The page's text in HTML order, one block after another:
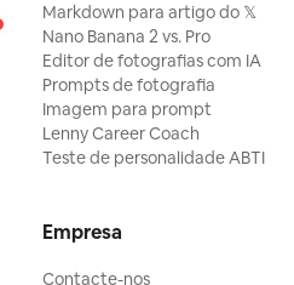
Markdown para artigo do 𝕏
Nano Banana 2 vs. Pro
Editor de fotografias com IA
Prompts de fotografia
Imagem para prompt
Lenny Career Coach
Teste de personalidade ABTI
Empresa
Contacte-nos